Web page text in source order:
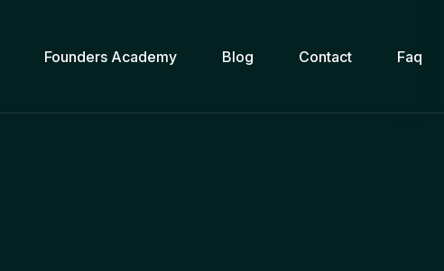
Founders Academy Blog Contact Faq